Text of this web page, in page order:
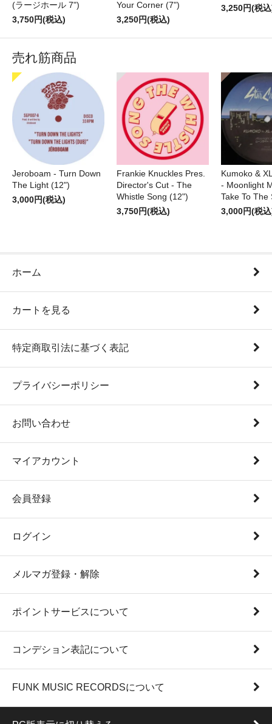
(ラージホール 7")
3,750円(税込)
Your Corner (7")
3,250円(税込)
3,250円(税
売れ筋商品
Jeroboam - Turn Down
The Light (12")
3,000円(税込)
Frankie Knuckles Pres.
Director's Cut - The
Whistle Song (12")
3,750円(税込)
Kumoko &
- Moonlight
Take To The
3,000円(税
ホーム
カートを見る
特定商取引法に基づく表記
プライバシーポリシー
お問い合わせ
マイアカウント
会員登録
ログイン
メルマガ登録・解除
ポイントサービスについて
コンデション表記について
FUNK MUSIC RECORDSについて